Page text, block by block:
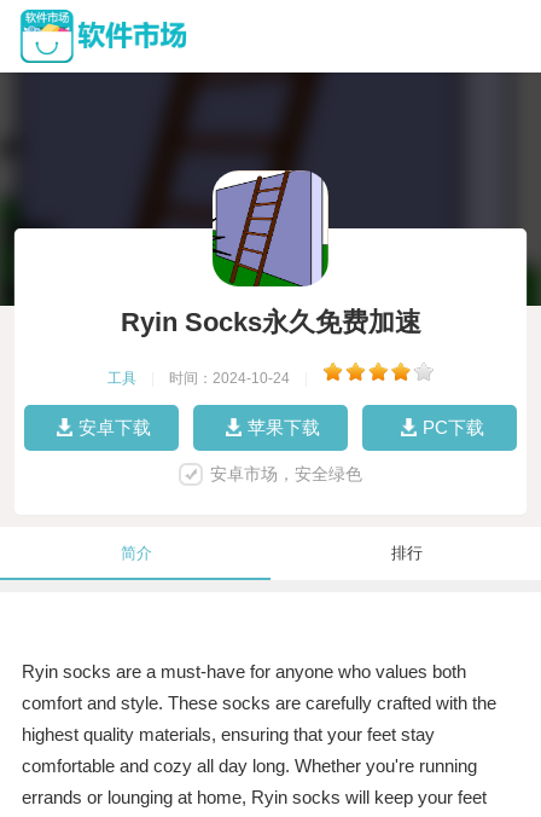
Ryin Socks永久免费加速
工具 时间：2024-10-24
安卓下载 苹果下载 PC下载
安卓市场，安全绿色
简介 排行
Ryin socks are a must-have for anyone who values both
comfort and style. These socks are carefully crafted with the
highest quality materials, ensuring that your feet stay
comfortable and cozy all day long. Whether you're running
errands or lounging at home, Ryin socks will keep your feet